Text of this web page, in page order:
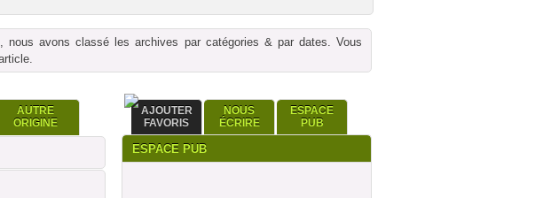
nous avons classé les archives par catégories & par dates. Vous
AUTRE
ORIGINE
AJOUTER
FAVORIS
NOUS
ÉCRIRE
ESPACE
PUB
ESPACE PUB